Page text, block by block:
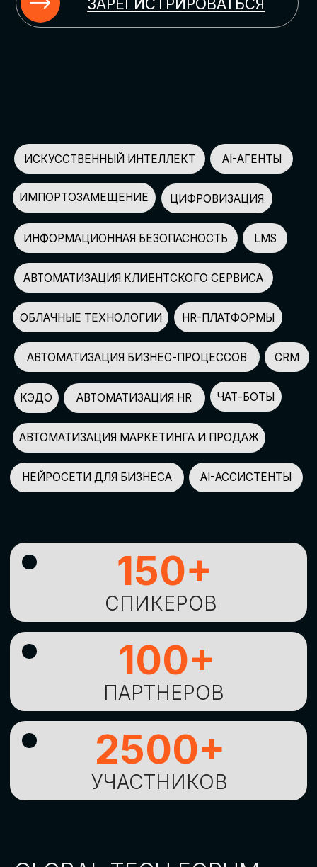
НЕЙРОСЕТИ ДЛЯ БИЗНЕСА
КЭДО
ЦИФРОВИЗАЦИЯ
АВТОМАТИЗАЦИЯ HR
АВТОМАТИЗАЦИЯ МАРКЕТИНГА И ПРОДАЖ
AI-АССИСТЕНТЫ
ЧАТ-БОТЫ
ИМПОРТОЗАМЕЩЕНИЕ
СПИКЕРОВ
150+
ПАРТНЕРОВ
100+
УЧАСТНИКОВ
2500+
GLOBAL TECH FORUM –
ИЗУЧЕНИЯНОВЫХ
ТЕХНОЛОГИЙИ
СТРАТЕГИЧЕСКИХ
ПОДХОДОВ К ЦИФРОВОЙ
ТРАНСФОРМАЦИИ
БИЗНЕСА
ОСТАВИТЬ
ЗАЯВКУ
Оставьте заявку, наши менеджеры